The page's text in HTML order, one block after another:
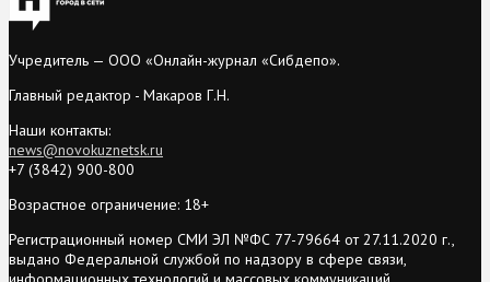
Учредитель — ООО «Онлайн-журнал «Сибдепо».
Главный редактор - Макаров Г.Н.
Наши контакты:
news@novokuznetsk.ru
+7 (3842) 900-800
Возрастное ограничение: 18+
Регистрационный номер СМИ ЭЛ №ФС 77-79664 от 27.11.2020 г.,
выдано Федеральной службой по надзору в сфере связи,